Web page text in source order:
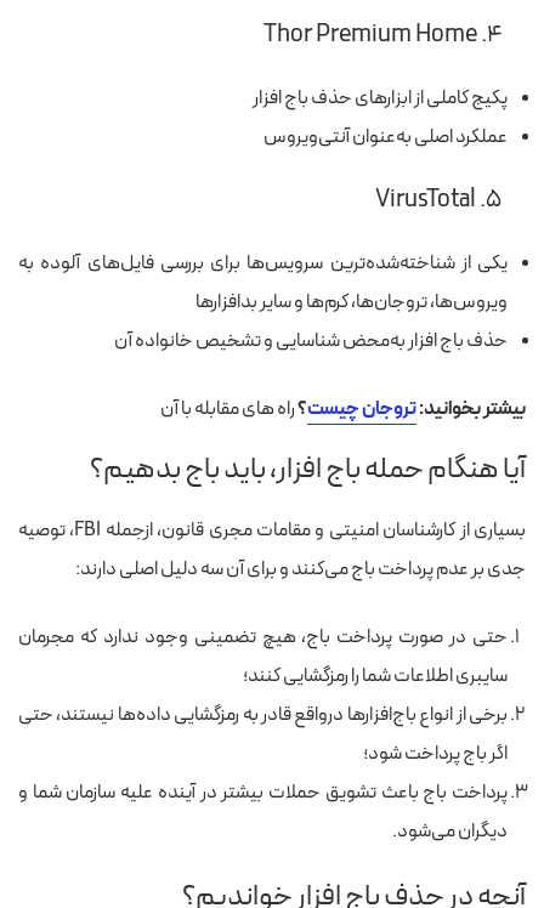
۴. Thor Premium Home
پکیج کاملی از ابزارهای حذف باج افزار
عملکرد اصلی به‌عنوان آنتی‌ویروس
۵. VirusTotal
یکی از شناخته‌شده‌ترین سرویس‌ها برای بررسی فایل‌های آلوده به
ویروس‌ها، تروجان‌ها، کرم‌ها و سایر بدافزارها
حذف باج افزار به‌محض شناسایی و تشخیص خانواده آن
بیشتر بخوانید:تروجان چیست؟راه های مقابله با آن
آیا هنگام حمله باج افزار، باید باج بدهیم؟
بسیاری از کارشناسان امنیتی و مقامات مجری قانون، ازجمله FBI، توصیه
جدی بر عدم پرداخت باج می‌کنند و برای آن سه دلیل اصلی دارند:
حتی در صورت پرداخت باج، هیچ تضمینی وجود ندارد که مجرمان
سایبری اطلاعات شما را رمزگشایی کنند؛
برخی از انواع باج‌افزارها درواقع قادر به رمزگشایی داده‌ها نیستند، حتی
اگر باج پرداخت شود؛
پرداخت باج باعث تشویق حملات بیشتر در آینده علیه سازمان شما و
دیگران می‌شود.
آنچه در حذف باج افزار خواندیم؟